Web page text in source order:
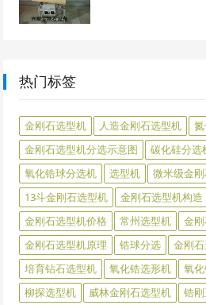
热门标签
金刚石选型机 人造金刚石选型机
金刚石选型机分选示意图
碳化硅分选
氧化锆球分选机
选型机
微米级金
13斗金刚石选型机
金刚石选型机构造
金刚石选型机价格
常州选型机
金
金刚石选型机原理
锆球分选 金刚
培育钻石选型机
氧化锆选形机 氧
柳探选型机
威林金刚石选型机 锆